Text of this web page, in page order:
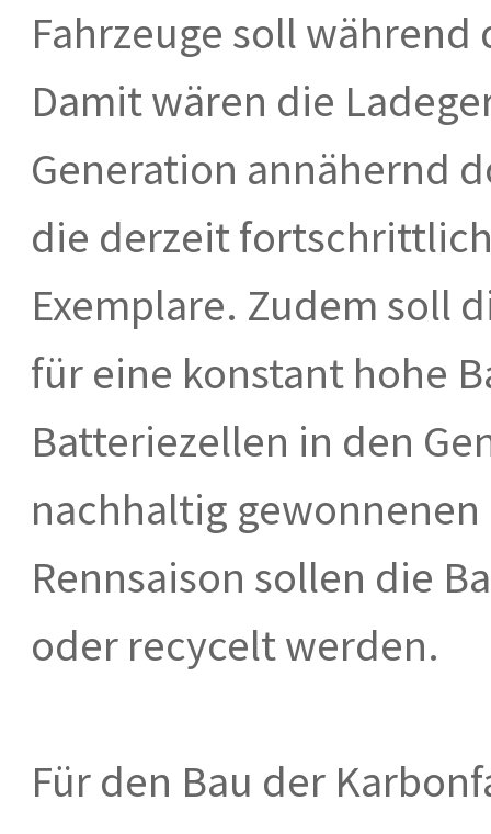
Fahrzeuge soll während
Damit wären die
Generation annähernd
die derzeit
Exemplare. Zudem soll
für eine konstant hohe
Batteriezellen in den
nachhaltig
Rennsaison sollen die
oder recycelt werden.
Für den Bau der